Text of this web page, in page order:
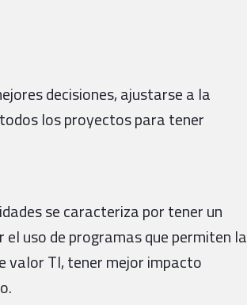
decisiones, ajustarse a la
los proyectos para tener
se caracteriza por tener un
uso de programas que permiten la
valor TI, tener mejor impacto